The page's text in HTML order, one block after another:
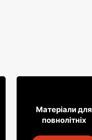
29 75
Матеріали для
повнолітніх